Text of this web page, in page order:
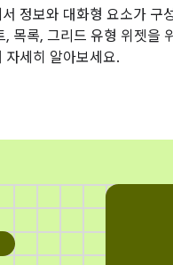
정보와 대화형 요소가 구
, 목록, 그리드 유형 위젯을
자세히 알아보세요.